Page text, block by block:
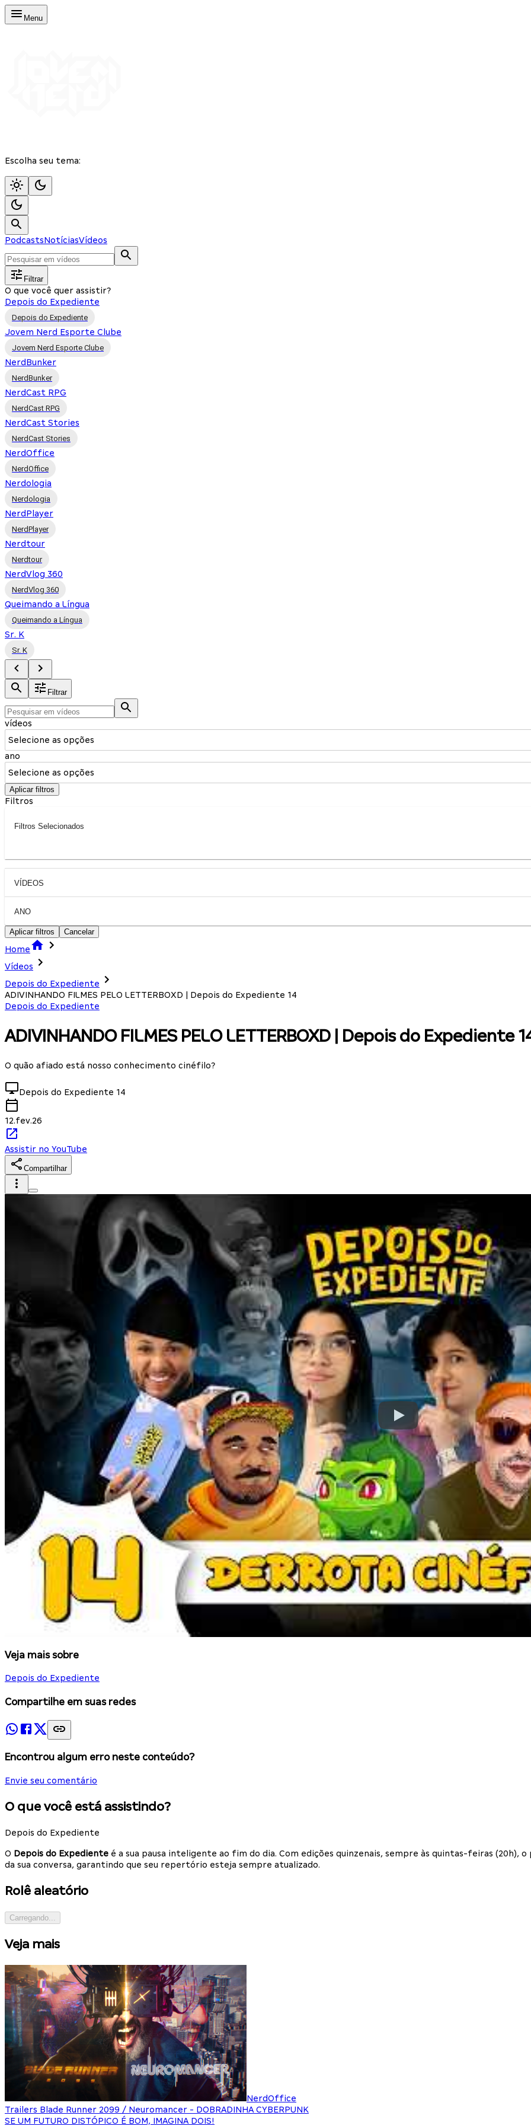
Menu
Escolha seu tema:
PodcastsNotíciasVídeos
Filtrar
O que você quer assistir?
Depois do Expediente
Depois do Expediente
Jovem Nerd Esporte Clube
Jovem Nerd Esporte Clube
NerdBunker
NerdBunker
NerdCast RPG
NerdCast RPG
NerdCast Stories
NerdCast Stories
NerdOffice
NerdOffice
Nerdologia
Nerdologia
NerdPlayer
NerdPlayer
Nerdtour
Nerdtour
NerdVlog 360
NerdVlog 360
Queimando a Língua
Queimando a Língua
Sr. K
Sr. K
Filtrar
vídeos
Selecione as opções
ano
Selecione as opções
Aplicar filtros
Filtros
Filtros Selecionados
VÍDEOS
ANO
Aplicar filtros Cancelar
Home
Vídeos
Depois do Expediente
ADIVINHANDO FILMES PELO LETTERBOXD | Depois do Expediente 14
Depois do Expediente
ADIVINHANDO FILMES PELO LETTERBOXD | Depois do Expediente
O quão afiado está nosso conhecimento cinéfilo?
Depois do Expediente 14
12.fev.26
Assistir no YouTube
Compartilhar
Veja mais sobre
Depois do Expediente
Compartilhe em suas redes
Encontrou algum erro neste conteúdo?
Envie seu comentário
O que você está assistindo?
Depois do Expediente
O Depois do Expediente é a sua pausa inteligente ao fim do dia. Com edições quinzenais, sempre às quintas-feiras
da sua conversa, garantindo que seu repertório esteja sempre atualizado.
Rolê aleatório
Carregando...
Veja mais
NerdOffice
Trailers Blade Runner 2099 / Neuromancer - DOBRADINHA CYBERPUNK
SE UM FUTURO DISTÓPICO É BOM, IMAGINA DOIS!